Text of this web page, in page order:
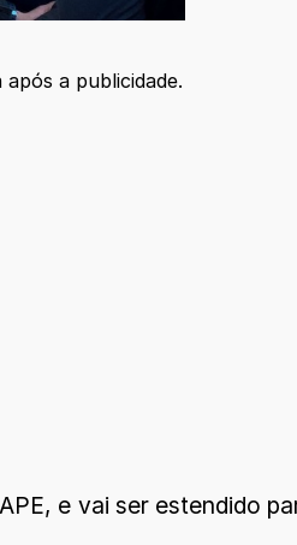
a publicidade.
e vai ser estendido